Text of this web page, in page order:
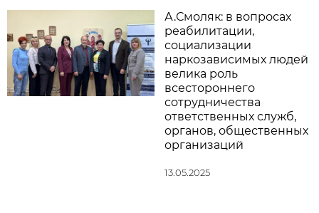
А.Смоляк: в вопросах
реабилитации,
социализации
наркозависимых людей
велика роль
всестороннего
сотрудничества
ответственных служб,
органов, общественных
организаций
13.05.2025